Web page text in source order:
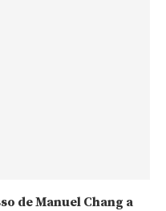
de Manuel Chang a